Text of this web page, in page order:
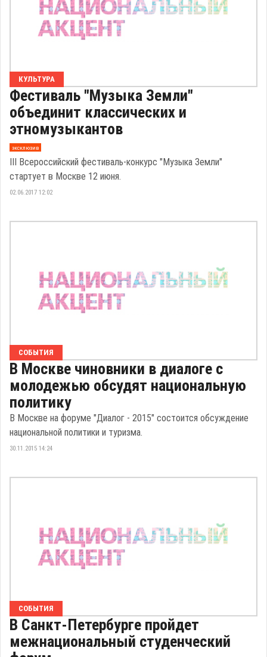
КУЛЬТУРА
Фестиваль "Музыка Земли"
объединит классических и
этномузыкантов
эксклюзив
III Всероссийский фестиваль-конкурс "Музыка Земли"
стартует в Москве 12 июня.
02.06.2017 12:02
СОБЫТИЯ
В Москве чиновники в диалоге с
молодежью обсудят национальную
политику
В Москве на форуме "Диалог - 2015" состоится обсуждение
национальной политики и туризма.
30.11.2015 14:24
СОБЫТИЯ
В Санкт-Петербурге пройдет
межнациональный студенческий